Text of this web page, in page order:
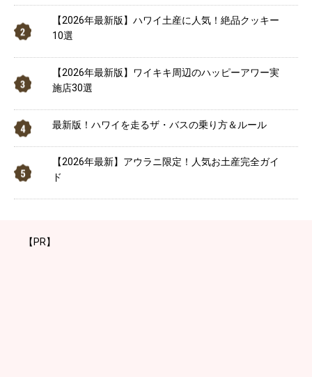
【2026年最新版】ハワイ土産に人気！絶品クッキー
10選
【2026年最新版】ワイキキ周辺のハッピーアワー実
施店30選
最新版！ハワイを走るザ・バスの乗り方＆ルール
【2026年最新】アウラニ限定！人気お土産完全ガイ
ド
【PR】